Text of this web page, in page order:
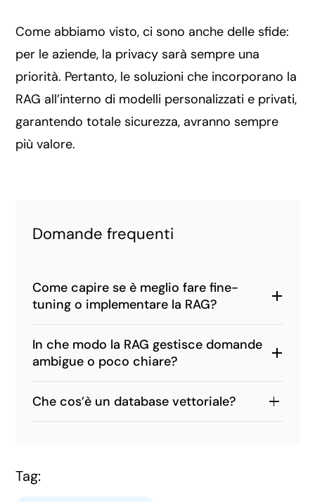
Come abbiamo visto, ci sono anche delle sfide:
per le aziende, la privacy sarà sempre una
priorità. Pertanto, le soluzioni che incorporano la
RAG all’interno di modelli personalizzati e privati,
garantendo totale sicurezza, avranno sempre
più valore.
Domande frequenti
Come capire se è meglio fare fine-
tuning o implementare la RAG?
In che modo la RAG gestisce domande
ambigue o poco chiare?
Che cos’è un database vettoriale?
Tag: